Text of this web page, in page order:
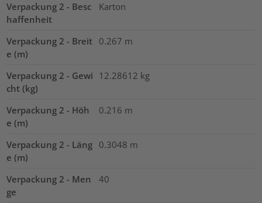
Verpackung 2 - Besc
haffenheit
Karton
Verpackung 2 - Breit
e (m)
0.267 m
Verpackung 2 - Gewi
cht (kg)
12.28612 kg
Verpackung 2 - Höh
e (m)
0.216 m
Verpackung 2 - Läng
e (m)
0.3048 m
Verpackung 2 - Men
ge
40